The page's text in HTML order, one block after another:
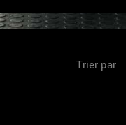
Trier par